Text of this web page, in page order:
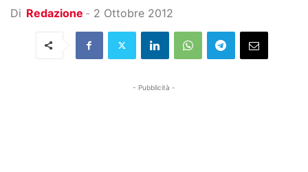
Di Redazione - 2 Ottobre 2012
- Pubblicità -